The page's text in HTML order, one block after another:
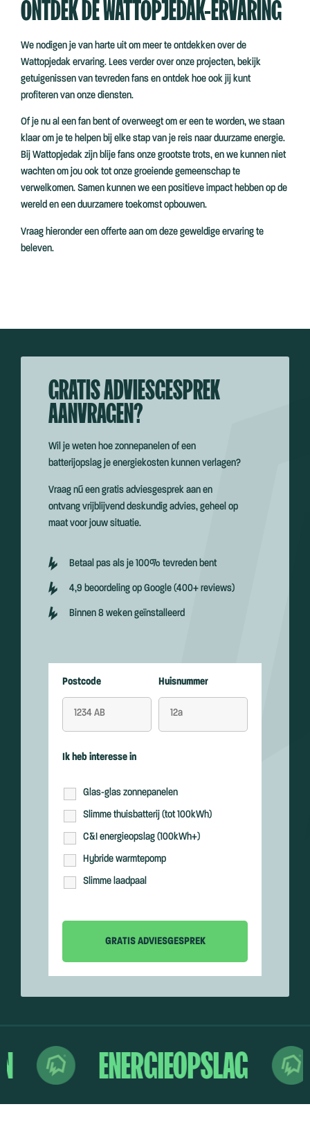
ONTDEK DE WATTOPJEDAK-ERVARING
We nodigen je van harte uit om meer te ontdekken over de
Wattopjedak ervaring. Lees verder over onze projecten, bekijk
getuigenissen van tevreden fans en ontdek hoe ook jij kunt
profiteren van onze diensten.
Of je nu al een fan bent of overweegt om er een te worden, we staan
klaar om je te helpen bij elke stap van je reis naar duurzame energie.
Bij Wattopjedak zijn blije fans onze grootste trots, en we kunnen niet
wachten om jou ook tot onze groeiende gemeenschap te
verwelkomen. Samen kunnen we een positieve impact hebben op de
wereld en een duurzamere toekomst opbouwen.
Vraag hieronder een offerte aan om deze geweldige ervaring te
beleven.
GRATIS ADVIESGESPREK
AANVRAGEN?
Wil je weten hoe zonnepanelen of een
batterijopslag je energiekosten kunnen verlagen?
Vraag nú een gratis adviesgesprek aan en
ontvang vrijblijvend deskundig advies, geheel op
maat voor jouw situatie.
Betaal pas als je 100% tevreden bent
4,9 beoordeling op Google (400+ reviews)
Binnen 8 weken geïnstalleerd
Postcode Huisnummer
Ik heb interesse in
Glas-glas zonnepanelen
Slimme thuisbatterij (tot 100kWh)
C&I energieopslag (100kWh+)
Hybride warmtepomp
Slimme laadpaal
ENERGIEOPSLAG